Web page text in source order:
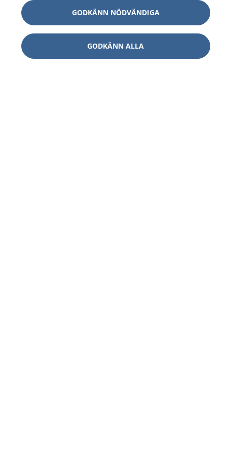
GODKÄNN NÖDVÄNDIGA
GODKÄNN ALLA